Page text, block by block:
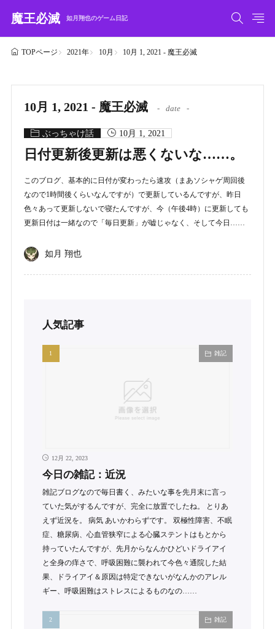
魔王必滅 如月翔也のゲーム日記
TOPページ 2021年 10月 10月 1, 2021 - 魔王必滅
10月 1, 2021 - 魔王必滅 date
ぶっちゃけ話 10月 1, 2021
日付更新後更新は悪くないな……。
このブログ、基本的に日付が変わったら速攻（まあソシャゲ周回後
なので1時間後くらいなんですが）で更新しているんですが、昨日
色々あって更新しないで寝たんですが、今（午後4時）に更新しても
更新日付は一緒なので「毎日更新」が嘘じゃなく、そして今日……
如月 翔也
人気記事
雑記
12月 22, 2023
今日の雑記：近況
雑記ブログなので毎日書く、みたいな事を先月末に言っ
ていた気がするんですが、完全に放置でしたね。 とりあ
えず近況を。 病気 あいかわらずです。 双極性障害、不眠
症、糖尿病、心血管狭窄による心臓ステントはもとから
持っていたんですが、先月からなんかひどいドライアイ
と全身の痒さで、呼吸困難に襲われて今色々通院した結
果、ドライアイ＆原因は特定できないがなんかのアレル
ギー、呼吸困難はストレスによるものなの……
雑記